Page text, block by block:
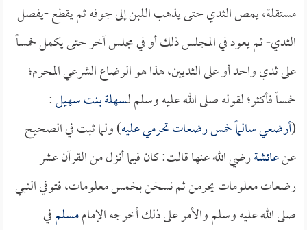
مستقلة، يمص الثدي حتى يذهب اللبن إلى جوفه ثم يقطع -يفصل
الثدي- ثم يعود في المجلس ذلك أو في مجلس آخر حتى يكمل خمساً
على ثدي واحد أو على الثديين، هذا هو الرضاع الشرعي المحرم؛
خمساً فأكثر؛ لقوله صلى الله عليه وسلم لـسهلة بنت سهيل:
(أرضعيسالماًخمس رضعات تحرمي عليه) ولما ثبت في الصحيح
عنعائشةرضي الله عنها قالت: كان فيما أنزل من القرآن عشر
رضعات معلومات يحرمن ثم نسخن بخمس معلومات، فتوفي النبي
صلى الله عليه وسلم والأمر على ذلك أخرجه الإماممسلمفي